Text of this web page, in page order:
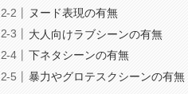
ヌード表現の有無
大人向けラブシーンの有無
下ネタシーンの有無
暴力やグロテスクシーンの有無